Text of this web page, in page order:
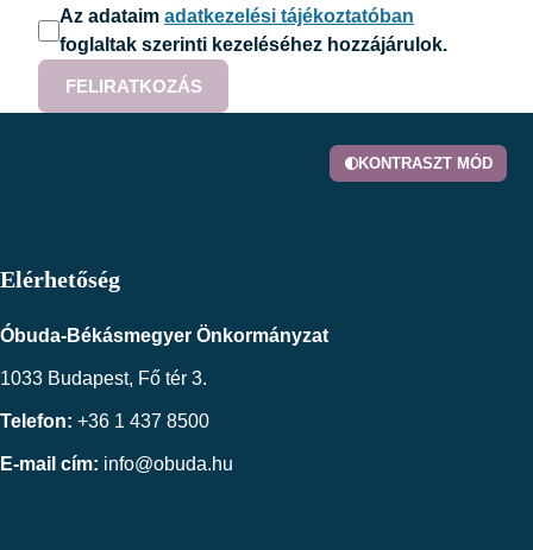
Az adataim adatkezelési tájékoztatóban
foglaltak szerinti kezeléséhez hozzájárulok.
FELIRATKOZÁS
KONTRASZT MÓD
Elérhetőség
Óbuda-Békásmegyer Önkormányzat
1033 Budapest, Fő tér 3.
Telefon: +36 1 437 8500
E-mail cím: info@obuda.hu